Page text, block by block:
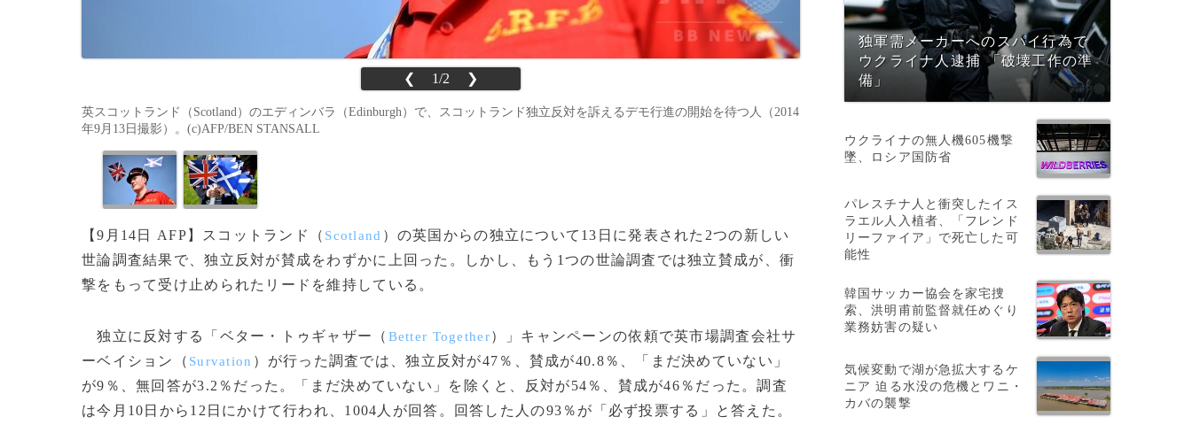
❮ 1/2 ❯
英スコットランド（Scotland）のエディンバラ（Edinburgh）で、スコットランド独立反対を訴えるデモ行進の開始を待つ人（2014
年9月13日撮影）。(c)AFP/BEN STANSALL
【9月14日 AFP】スコットランド（ Scotland ）の英国からの独立について13日に発表された2つの新しい
世論調査結果で、独立反対が賛成をわずかに上回った。しかし、もう1つの世論調査では独立賛成が、衝
撃をもって受け止められたリードを維持している。
独立に反対する「ベター・トゥギャザー（ Better Together）」キャンペーンの依頼で英市場調査会社サ
ーベイション（ Survation ）が行った調査では、独立反対が47％、賛成が40.8％、「まだ決めていない」
が9％、無回答が3.2％だった。「まだ決めていない」を除くと、反対が54％、賛成が46％だった。調査
は今月10日から12日にかけて行われ、1004人が回答。回答した人の93％が「必ず投票する」と答えた。
独軍需メーカーへのスパイ行為で
ウクライナ人逮捕 「破壊工作の準
備」
ウクライナの無人機605機撃
墜、ロシア国防省
パレスチナ人と衝突したイス
ラエル人入植者、「フレンド
リーファイア」で死亡した可
能性
韓国サッカー協会を家宅捜
索、洪明甫前監督就任めぐり
業務妨害の疑い
気候変動で湖が急拡大するケ
ニア 迫る水没の危機とワニ・
カバの襲撃